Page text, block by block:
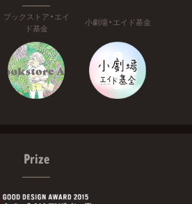
ブックストア・エイ
ド基金
小劇場・エイド基金
Prize